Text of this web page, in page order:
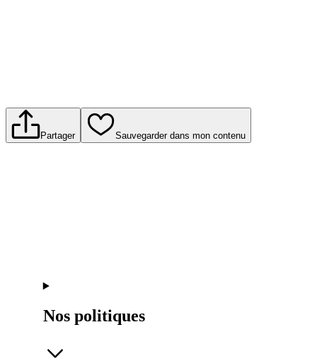
Partager Sauvegarder dans mon contenu
Nos politiques